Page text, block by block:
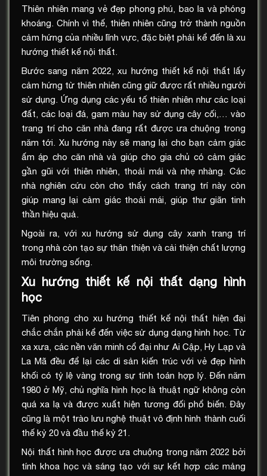
Thiên nhiên mang vẻ đẹp phong phú, bao la và phóng
khoáng. Chính vì thế, thiên nhiên cũng trở thành nguồn
cảm hứng của nhiều lĩnh vực, đặc biệt phải kể đến là xu
hướng thiết kế nội thất.
Bước sang năm 2022, xu hướng thiết kế nội thất lấy
cảm hứng từ thiên nhiên cũng giữ được rất nhiều người
sử dụng. Ứng dụng các yếu tố thiên nhiên như các loại
đất, các loại đá, gam màu hay sử dụng cây cối,… vào
trang trí cho căn nhà đang rất được ưa chuộng trong
năm tới. Xu hướng này sẽ mang lại cho bạn cảm giác
ấm áp cho căn nhà và giúp cho gia chủ có cảm giác
gần gũi với thiên nhiên, thoải mái và nhẹ nhàng. Các
nhà nghiên cứu còn cho thấy cách trang trí này còn
giúp mang lại cảm giác thoải mái, giúp thư giãn tinh
thần hiệu quả.
Ngoài ra, với xu hướng sử dụng cây xanh trang trí
trong nhà còn tạo sự thân thiện và cải thiện chất lượng
môi trường sống.
Xu hướng thiết kế nội thất dạng hình
học
Tiên phong cho xu hướng thiết kế nội thất hiện đại
chắc chắn phải kể đến việc sử dụng dạng hình học. Từ
xa xưa, các nền văn minh cổ đại như Ai Cập, Hy Lạp và
La Mã đều để lại các di sản kiến trúc với vẻ đẹp hình
khối có tỷ lệ vàng trong sự tính toán hợp lý. Đến năm
1980 ở Mỹ, chủ nghĩa hình học là thuật ngữ không còn
quá xa lạ và được xuất hiện tương đối phổ biến. Đây
cũng là một trào lưu nghệ thuật vô định hình thành cuối
thế kỷ 20 và đầu thế kỷ 21.
Nội thất hình học được ưa chuộng trong năm 2022 bởi
tính khoa học và sáng tạo với sự kết hợp các mảng